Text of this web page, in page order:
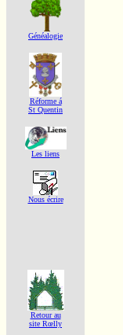
Généalogie
Réforme á
St Quentin
Les liens
Nous écrire
Retour au
site Rœlly